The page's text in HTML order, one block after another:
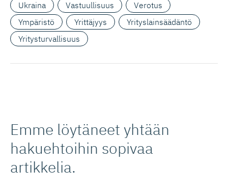
Ukraina
Vastuullisuus
Verotus
Ympäristö
Yrittäjyys
Yrityslainsäädäntö
Yritysturvallisuus
Emme löytäneet yhtään
hakuehtoihin sopivaa
artikkelia.